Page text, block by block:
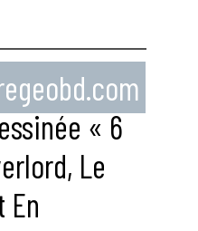
« 6
Le
En